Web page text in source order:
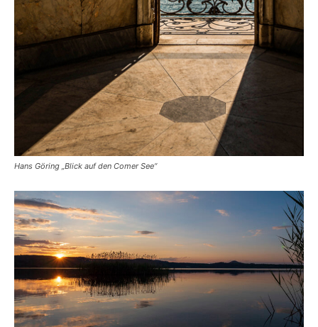
Hans Göring „Blick auf den Comer See“